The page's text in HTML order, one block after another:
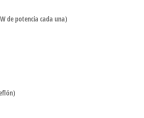
de potencia cada una)